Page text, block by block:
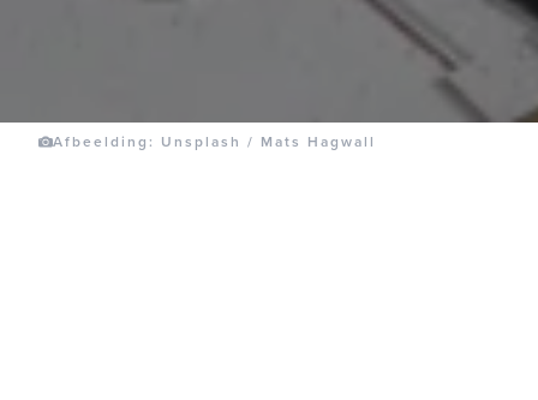
Afbeelding: Unsplash / Mats Hagwall